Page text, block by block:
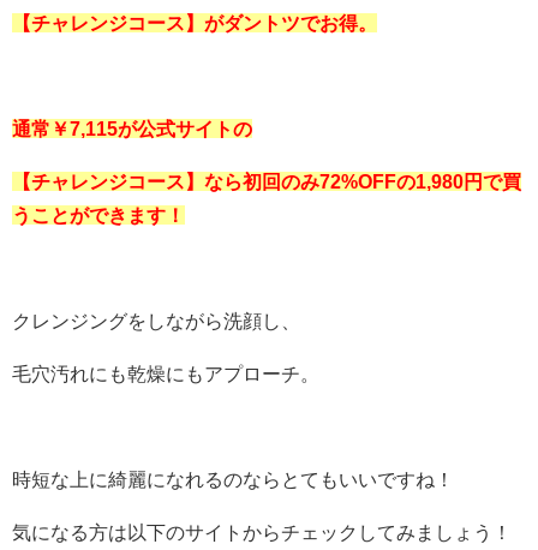
【チャレンジコース】 がダントツでお得。
通常￥7,115が公式サイトの
【チャレンジコース】なら初回のみ72%OFFの1,980円で買
うことができます！
クレンジングをしながら洗顔し、
毛穴汚れにも乾燥にもアプローチ。
時短な上に綺麗になれるのならとてもいいですね！
気になる方は以下のサイトからチェックしてみましょう！